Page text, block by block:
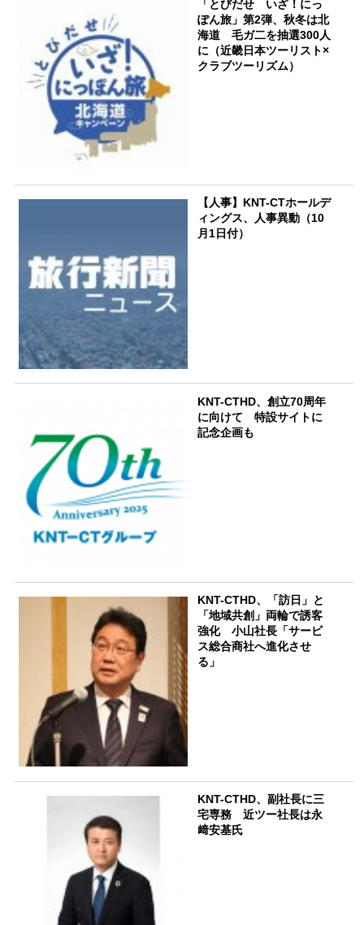
「とびだせ いざ！にっ
ぽん旅」第2弾、秋冬は北
海道 毛ガ二を抽選300人
に（近畿日本ツーリスト×
クラブツーリズム）
【人事】KNT-CTホールデ
ィングス、人事異動（10
月1日付）
KNT-CTHD、創立70周年
に向けて 特設サイトに
記念企画も
KNT-CTHD、「訪日」と
「地域共創」両輪で誘客
強化 小山社長「サービ
ス総合商社へ進化させ
る」
KNT-CTHD、副社長に三
宅専務 近ツー社長は永
﨑安基氏